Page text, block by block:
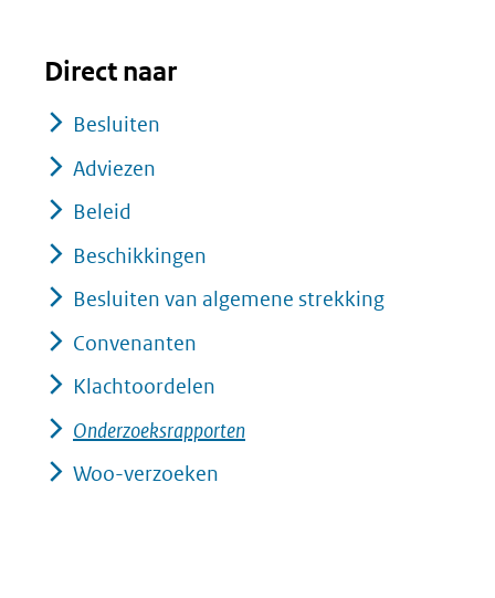
Direct naar
Besluiten
Adviezen
Beleid
Beschikkingen
Besluiten van algemene strekking
Convenanten
Klachtoordelen
Onderzoeksrapporten
Woo-verzoeken